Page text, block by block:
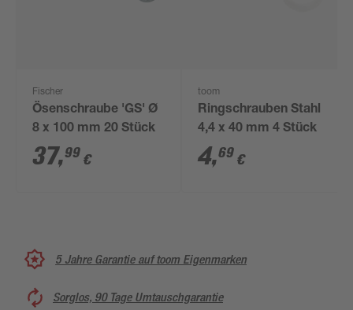
Fischer
Ösenschraube 'GS' Ø
8 x 100 mm 20 Stück
37,99 €
toom
Ringschrauben Stahl
4,4 x 40 mm 4 Stück
4,69 €
5 Jahre Garantie auf toom Eigenmarken
Sorglos, 90 Tage Umtauschgarantie